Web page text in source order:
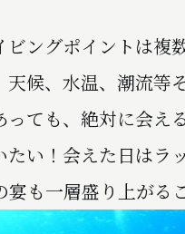
ングポイントは複
候、水温、潮流等
ても、絶対に会え
い！会えた日はラ
も一層盛り上がる